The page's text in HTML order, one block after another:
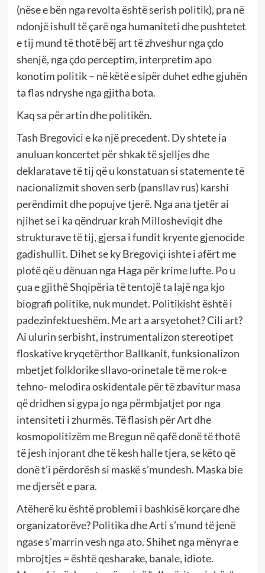
(nëse e bën nga revolta është serish politik), pra në
ndonjë ishull të çarë nga humaniteti dhe pushtetet
e tij mund të thotë bëj art të zhveshur nga çdo
shenjë, nga çdo perceptim, interpretim apo
konotim politik – në këtë e sipër duhet edhe gjuhën
ta flas ndryshe nga gjitha bota.
Kaq sa për artin dhe politikën.
Tash Bregovici e ka një precedent. Dy shtete ia
anuluan koncertet për shkak të sjelljes dhe
deklaratave të tij që u konstatuan si statemente të
nacionalizmit shoven serb (pansllav rus) karshi
perëndimit dhe popujve tjerë. Nga ana tjetër ai
njihet se i ka qëndruar krah Millosheviqit dhe
strukturave të tij, gjersa i fundit kryente gjenocide
gadishullit. Dihet se ky Bregoviçi ishte i afërt me
plotë që u dënuan nga Haga për krime lufte. Po u
çua e gjithë Shqipëria të tentojë ta lajë nga kjo
biografi politike, nuk mundet. Politikisht është i
padezinfektueshëm. Me art a arsyetohet? Cili art?
Ai ulurin serbisht, instrumentalizon stereotipet
floskative kryqetërthor Ballkanit, funksionalizon
mbetjet folklorike sllavo-orinetale të me rok-e
tehno- melodira oskidentale për të zbavitur masa
që dridhen si gypa jo nga përmbjatjet por nga
intensiteti i zhurmës. Të flasish për Art dhe
kosmopolitizëm me Bregun në qafë donë të thotë
të jesh injorant dhe të kesh halle tjera, se këto që
donë t’i përdorësh si maskë s’mundesh. Maska bie
me djersët e para.
Atëherë ku është problemi i bashkisë korçare dhe
organizatorëve? Politika dhe Arti s’mund të jenë
ngase s’marrin vesh nga ato. Shihet nga mënyra e
mbrojtjes = është qesharake, banale, idiote.